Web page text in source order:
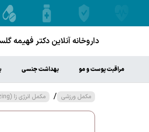
داروخانه آنلاین دکتر فهیمه
مراقبت پوست و مو بهداشت جنسی
مکمل ورزشی / مکمل انرژی زا (Energizing)